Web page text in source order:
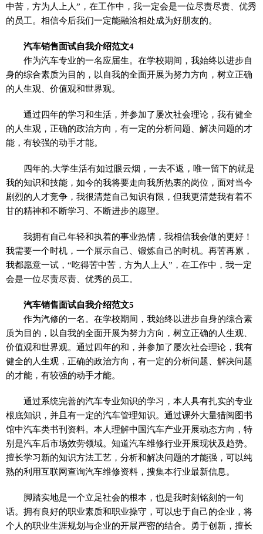
中苦，方为人上人”，在工作中，我一定会是一位尽责尽责、优秀
的员工。相信今后我们一定能融洽相处成为好朋友的。
汽车销售面试自我介绍范文4
作为汽车专业的一名应届生。在学校期间，我始终以进步自
身的综合素质为目的，以自我的全面开展为努力方向，树立正确
的人生观、价值观和世界观。
通过四年的学习和生活，并参加了屡次社会理论，我有健全
的人生观，正确的政治方向，有一定的分析问题、解决问题的才
能，有较强的动手才能。
四年的.大学生活有如过眼云烟，一去不返，唯一留下的就是
我的知识和技能，如今的我将要走向我所热衷的岗位，面对当今
剧烈的人才竞争，我很清楚自己知识有限，但我更清楚我有着不
甘的精神和不断学习、不断进步的愿望。
我拥有自己年轻和执着的事业热情，我相信我会做的更好！
我需要一个时机，一个展示自己、锻炼自己的时机。再苦再累，
我都愿意一试，“吃得苦中苦，方为人上人”，在工作中，我一定
会是一位尽责尽责、优秀的员工。
汽车销售面试自我介绍范文5
作为汽修的一名。在学校期间，我始终以进步自身的综合素
质为目的，以自我的全面开展为努力方向，树立正确的人生观、
价值观和世界观。通过四年的和，并参加了屡次社会理论，我有
健全的人生观，正确的政治方向，有一定的分析问题、解决问题
的才能，有较强的动手才能。
通过系统完善的汽车专业知识的学习，本人具有扎实的专业
根底知识，并且有一定的汽车管理知识。通过课外大量猎阅图书
馆中汽车类书刊资料。本人理解中国汽车产业开展动态方向，特
别是汽车后市场效劳领域。知道汽车维修行业开展现状及趋势。
擅长学习新的知识方法工艺，分析和解决问题的才能强，可以纯
熟的利用互联网查询汽车维修资料，搜集本行业最新信息。
脚踏实地是一个立足社会的根本，也是我时刻铭刻的一句
话。拥有良好的职业素质和职业操守，可以忠于自己的企业，将
个人的职业生涯规划与企业的开展严密的结合。勇于创新，擅长